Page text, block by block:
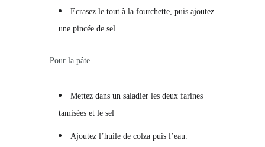
Ecrasez le tout à la fourchette, puis ajoutez
une pincée de sel
Pour la pâte
Mettez dans un saladier les deux farines
tamisées et le sel
Ajoutez l’huile de colza puis l’eau.